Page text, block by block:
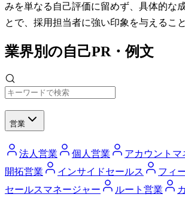
みを単なる自己評価に留めず、具体的な
とで、採用担当者に強い印象を与えるこ
業界別の自己PR・例文
営業
法人営業 個人営業 アカウントマ
開拓営業
インサイドセールス
フィ
セールスマネージャー
ルート営業